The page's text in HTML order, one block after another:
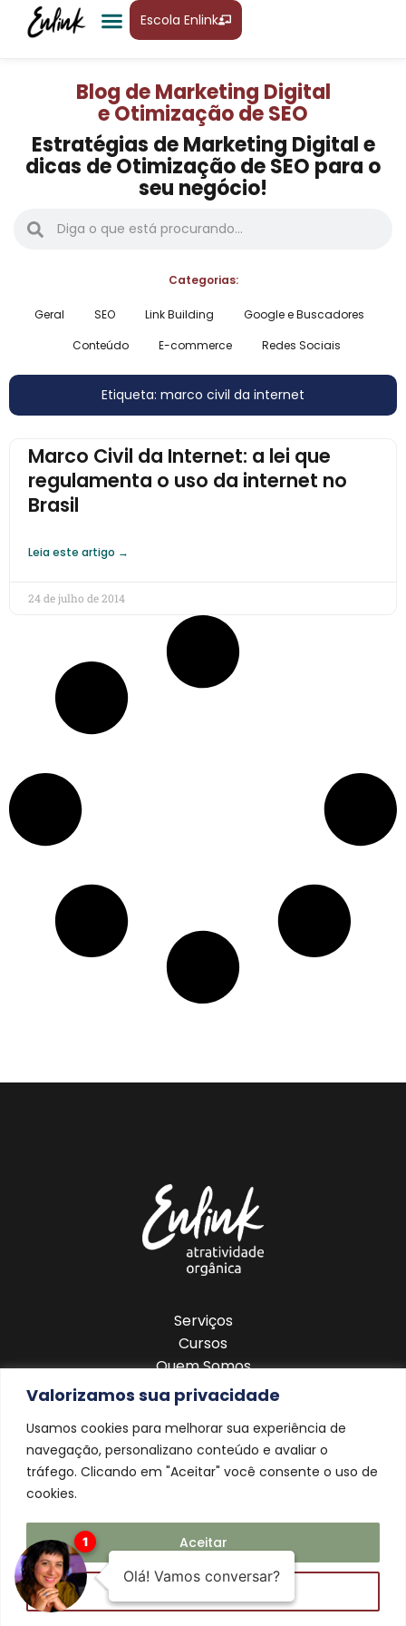
Valorizamos sua privacidade
Usamos cookies para melhorar sua experiência de
navegação, personalizano conteúdo e avaliar o
tráfego. Clicando em "Aceitar" você consente o uso de
cookies.
Aceitar
Escola Enlink
Blog de Marketing Digital
e Otimização de SEO
Estratégias de Marketing Digital e
dicas de Otimização de SEO para o
seu negócio!
Categorias:
Geral SEO Link Building
Google e Buscadores
Conteúdo
E-commerce Redes Sociais
Etiqueta: marco civil da internet
Marco Civil da Internet: a lei que
regulamenta o uso da internet no
Brasil
Leia este artigo →
24 de julho de 2014
Serviços
Cursos
Quem Somos
Blog
Contato
©2026 Todos os direitos reservados.